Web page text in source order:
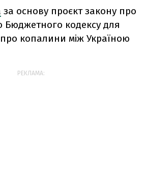
за основу проєкт закону про
Бюджетного кодексу для
про копалини між Україною
РЕКЛАМА: